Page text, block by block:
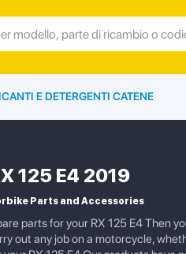
E DETERGENTI CATENE
125 E4 2019
Parts and Accessories
parts for your RX 125 E4 Then
out any job on a motorcycle,